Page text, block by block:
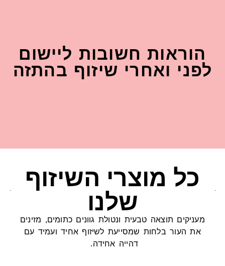
חשובות ליישום
ואחרי שיזוף בהתזה
מוצרי השיזוף
שלנו
תוצאה טבעית ונטולת גוונים כתומים, מזינים
העור בלחות שמסייעת לשיזוף אחיד ועמיד עם
דהייה אחידה.